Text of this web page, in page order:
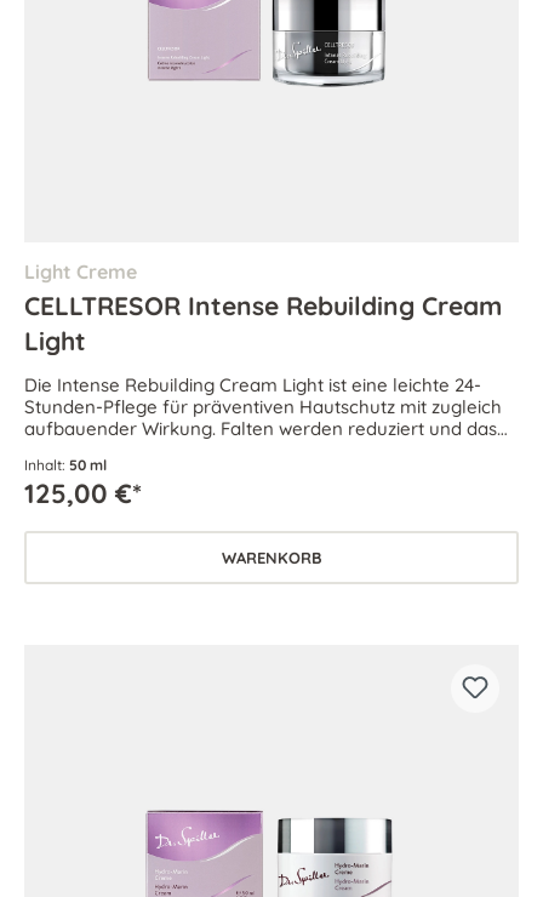
Light Creme
CELLTRESOR Intense Rebuilding Cream
Light
Die Intense Rebuilding Cream Light ist eine leichte 24-
Stunden-Pflege für präventiven Hautschutz mit zugleich
aufbauender Wirkung. Falten werden reduziert und das
Inhalt: 50 ml
125,00 €*
WARENKORB